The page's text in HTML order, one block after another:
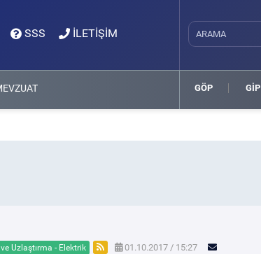
SSS İLETİŞİM
GÖP GİP
ve Uzlaştırma - Elektrik 01.10.2017 / 15:27